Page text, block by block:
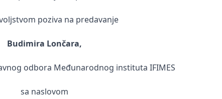
poziva na predavanje
Budimira Lončara,
odbora Međunarodnog instituta IFIMES
sa naslovom